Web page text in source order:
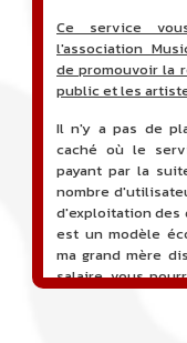
Ce service
l'association
de promouvoir la
public et les
Il n'y a pas de
caché où le
payant par la
nombre
d'exploitation des
est un modèle
ma grand mère
salaire, vous